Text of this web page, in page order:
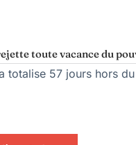
toute vacance du
totalise 57 jours hors